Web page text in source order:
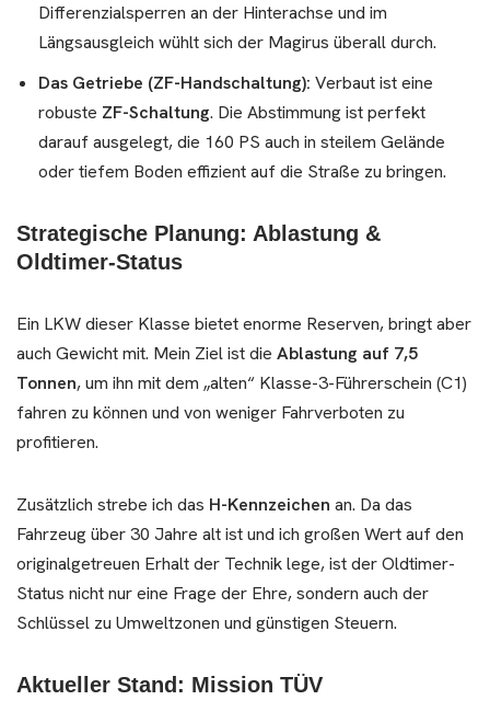
Differenzialsperren an der Hinterachse und im
Längsausgleich wühlt sich der Magirus überall durch.
Das Getriebe (ZF-Handschaltung): Verbaut ist eine
robuste ZF-Schaltung. Die Abstimmung ist perfekt
darauf ausgelegt, die 160 PS auch in steilem Gelände
oder tiefem Boden effizient auf die Straße zu bringen.
Strategische Planung: Ablastung &
Oldtimer-Status
Ein LKW dieser Klasse bietet enorme Reserven, bringt aber
auch Gewicht mit. Mein Ziel ist die Ablastung auf 7,5
Tonnen, um ihn mit dem „alten“ Klasse-3-Führerschein (C1)
fahren zu können und von weniger Fahrverboten zu
profitieren.
Zusätzlich strebe ich das H-Kennzeichen an. Da das
Fahrzeug über 30 Jahre alt ist und ich großen Wert auf den
originalgetreuen Erhalt der Technik lege, ist der Oldtimer-
Status nicht nur eine Frage der Ehre, sondern auch der
Schlüssel zu Umweltzonen und günstigen Steuern.
Aktueller Stand: Mission TÜV